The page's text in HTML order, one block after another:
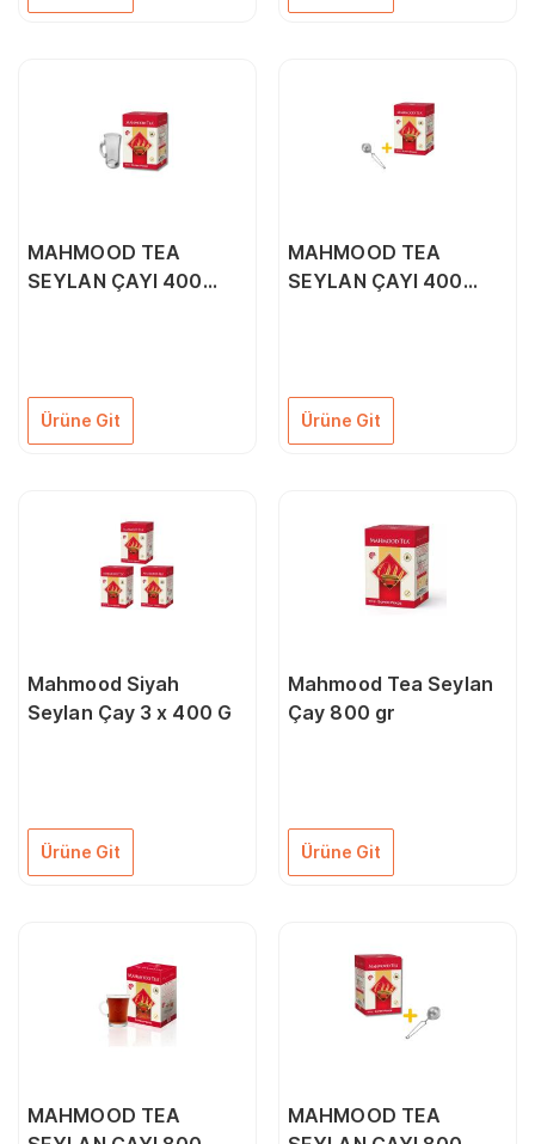
MAHMOOD TEA
SEYLAN ÇAYI 400
Ürüne Git
MAHMOOD TEA
SEYLAN ÇAYI 400
Ürüne Git
Mahmood Siyah
Seylan Çay 3 x 400 G
Ürüne Git
Mahmood Tea Seylan
Çay 800 gr
Ürüne Git
MAHMOOD TEA
MAHMOOD TEA